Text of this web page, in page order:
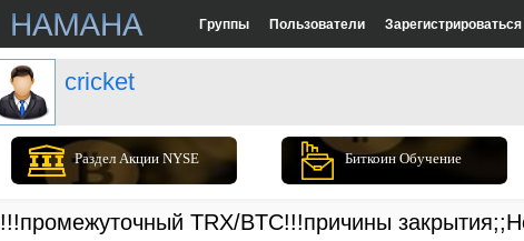
Группы Пользователи Зарегистрироваться
cricket
Раздел Акции NYSE Биткоин Обучение
!!!промежуточный TRX/BTC!!!причины